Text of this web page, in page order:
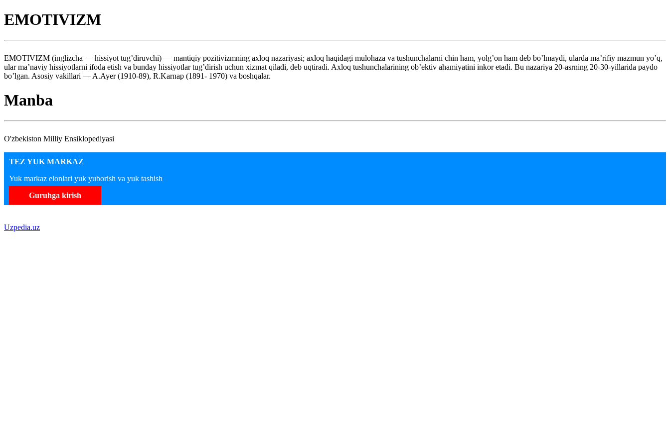
EMOTIVIZM
EMOTIVIZM (inglizcha — hissiyot tug’diruvchi) — mantiqiy pozitivizmning axloq nazariyasi; axloq haqidagi mulohaza va tushunchalarni chin ham, yolg’on ham deb bo’lmaydi, ularda ma’rifiy mazmun yo’q,
ular ma’naviy hissiyotlarni ifoda etish va bunday hissiyotlar tug’dirish uchun xizmat qiladi, deb uqtiradi. Axloq tushunchalarining ob’ektiv ahamiyatini inkor etadi. Bu nazariya 20-asrning 20-30-yillarida paydo
bo’lgan. Asosiy vakillari — A.Ayer (1910-89), R.Karnap (1891- 1970) va boshqalar.
Manba
O'zbekiston Milliy Ensiklopediyasi
TEZ YUK MARKAZ
Yuk markaz elonlari yuk yuborish va yuk tashish
Guruhga kirish
Uzpedia.uz